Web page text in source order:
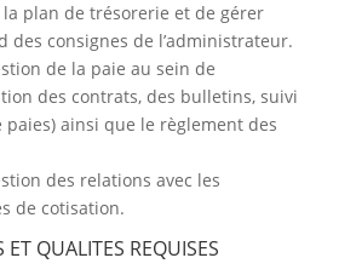
plan de trésorerie et de gérer
des consignes de l’administrateur.
de la paie au sein de
des contrats, des bulletins, suivi
paies) ainsi que le règlement des
des relations avec les
de cotisation.
ET QUALITES REQUISES